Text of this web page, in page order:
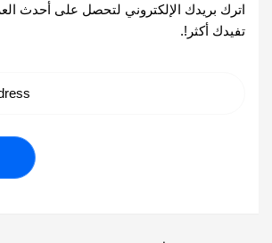
اترك بريدك الإلكتروني لتحصل على أحدث
تفيدك أكثر!.